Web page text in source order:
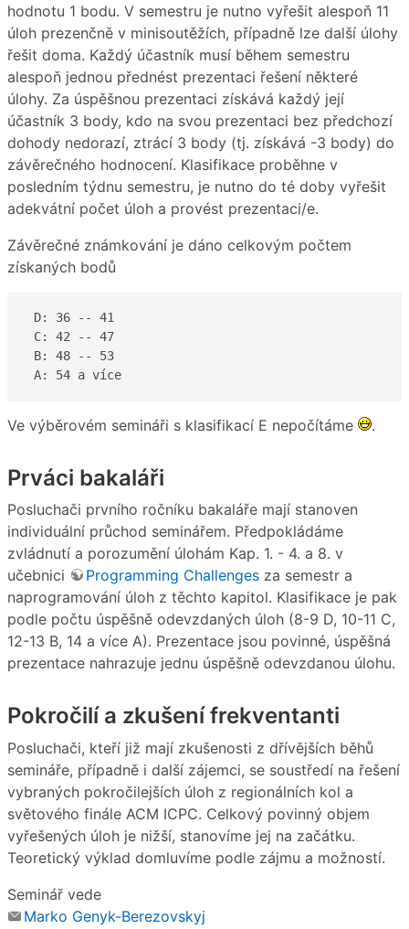
hodnotu 1 bodu. V semestru je nutno vyřešit alespoň 11
úloh prezenčně v minisoutěžích, případně lze další úlohy
řešit doma. Každý účastník musí během semestru
alespoň jednou přednést prezentaci řešení některé
úlohy. Za úspěšnou prezentaci získává každý její
účastník 3 body, kdo na svou prezentaci bez předchozí
dohody nedorazí, ztrácí 3 body (tj. získává -3 body) do
závěrečného hodnocení. Klasifikace proběhne v
posledním týdnu semestru, je nutno do té doby vyřešit
adekvátní počet úloh a provést prezentaci/e.
Závěrečné známkování je dáno celkovým počtem
získaných bodů
D: 36 -- 41
C: 42 -- 47
B: 48 -- 53
A: 54 a více
Ve výběrovém semináři s klasifikací E nepočítáme .
Prváci bakaláři
Posluchači prvního ročníku bakaláře mají stanoven
individuální průchod seminářem. Předpokládáme
zvládnutí a porozumění úlohám Kap. 1. - 4. a 8. v
učebnici
Programming Challenges za semestr a
naprogramování úloh z těchto kapitol. Klasifikace je pak
podle počtu úspěšně odevzdaných úloh (8-9 D, 10-11 C,
12-13 B, 14 a více A). Prezentace jsou povinné, úspěšná
prezentace nahrazuje jednu úspěšně odevzdanou úlohu.
Pokročilí a zkušení frekventanti
Posluchači, kteří již mají zkušenosti z dřívějších běhů
semináře, případně i další zájemci, se soustředí na řešení
vybraných pokročilejších úloh z regionálních kol a
světového finále ACM ICPC. Celkový povinný objem
vyřešených úloh je nižší, stanovíme jej na začátku.
Teoretický výklad domluvíme podle zájmu a možností.
Seminář vede
Marko Genyk-Berezovskyj